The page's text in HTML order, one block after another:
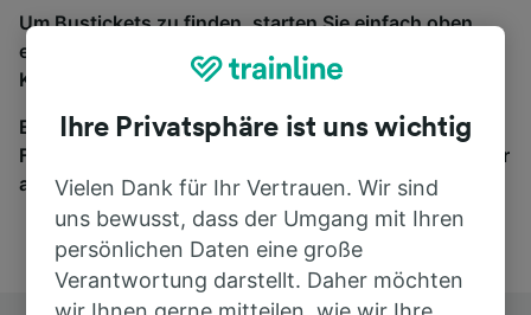
Um Bustickets zu finden, starten Sie einfach oben
eine Suche und wir vergleichen Fahrtzeiten und
Kosten für Bahn- und Busreisen miteinander.
Egal, wohin die Reise geht – starten Sie mit uns.
Finden Sie hier Fahrkarten für Verbindungen von mehr
als 170 Bahn- und Busunternehmen.
Ihre Privatsphäre ist uns wichtig
Vielen Dank für Ihr Vertrauen. Wir sind
uns bewusst, dass der Umgang mit Ihren
persönlichen Daten eine große
Verantwortung darstellt. Daher möchten